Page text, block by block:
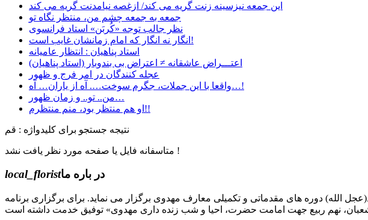
این جمعه نیزسینه زنت گریه می کند/ ازغصه نیامدنت گریه می کند
جمعه به جمعه چشم من، منتظر نگاه تو
نظر جالب توجه «کُربَن» استاد فرانسوی
انگار نه انگار که امام زمانشان غایب است!
استاد پناهیان : انتظار عامیانه
اعتـــراض عاشقانه ≠ اعتراض بی بندوبار (استاد پناهیان)
عجله کنندگان در امر فرج و ظهور
واقعا با این جملات، جگرم سوخت…. آه از یاران… آه…!
من.. تو.. و زمان ظهور…
او هم منتظر بود، منم منتظرم!!
نتیجه جستجو برای کلیدواژه : قم
متاسفانه فایل یا صفحه مورد نظر یافت نشد !
local_floristدر باره ما
نظر بنیاد حضرت مهدی موعود(عجل الله) دوره های مقدماتی و تکمیلی معارف مهدوی برگزار می نماید. برای برگزاری برنامه